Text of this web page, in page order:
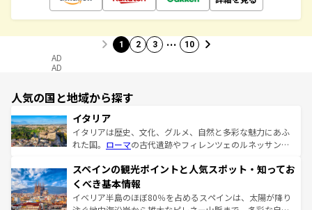
1 2 3 … 10
AD
AD
人気の国と地域から探す
イタリア
イタリアは歴史、文化、グルメ、自然と多彩な魅力にあふ
れた国。 ローマの古代遺跡やフィレンツェのルネッサンス
ろん、トスカーナの美しい田園風景やアマルフィ海岸の絶
景など、自然景観も見逃せない。観光の合間には、本場の
ピザやパスタなど、絶品のイタリア料理を堪能することも
できる。朝目覚めてから夜眠るまで、すべての瞬間を楽し
スペインの観光ポイントと人気スポット・知ってお
くべき基本情報
イベリア半島のほぼ80％を占めるスペインは、太陽が降り